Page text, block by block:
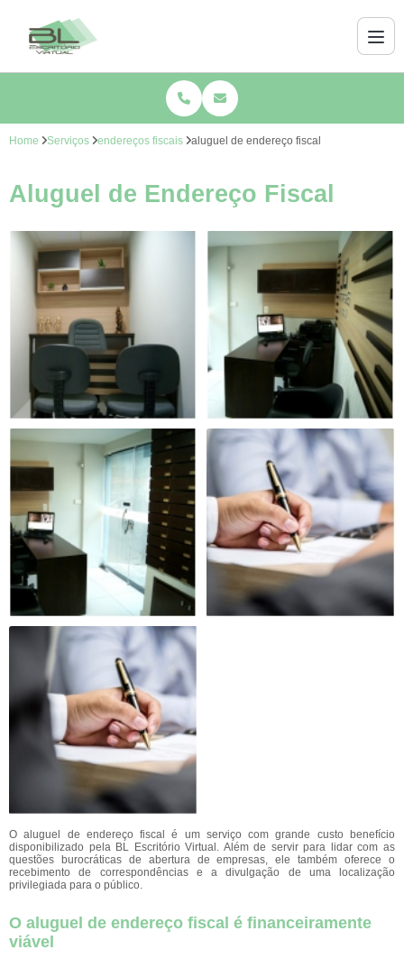
Home Serviços endereços fiscais aluguel de endereço fiscal
Aluguel de Endereço Fiscal
O aluguel de endereço fiscal é um serviço com grande custo benefício
disponibilizado pela BL Escritório Virtual. Além de servir para lidar com as
questões burocráticas de abertura de empresas, ele também oferece o
recebimento de correspondências e a divulgação de uma localização
privilegiada para o público.
O aluguel de endereço fiscal é financeiramente
viável